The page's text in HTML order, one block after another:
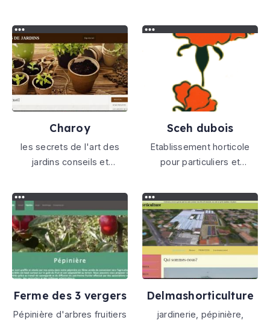
avec ses 4 activités
(l’horticulture, l'art floral,
l'atelier photo, l'atelier
informatique. La Société
d'Horticulture d'Ormes est
basée à Ormes dans le
Loiret.
orange vaucluse
Charoy
les secrets de l'art des
jardins conseils et
Sceh dubois
Etablissement horticole
pour particuliers et
Ferme des 3 vergers
Pépinière d'arbres fruitiers
Delmashorticulture
jardinerie, pépinière,